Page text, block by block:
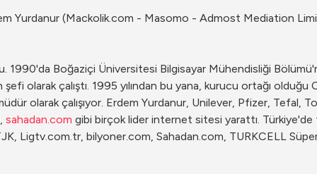
Yurdanur (Mackolik.com - Masomo - Admost Mediation
1990'da Boğaziçi Üniversitesi Bilgisayar Mühendisliği
olarak çalıştı. 1995 yılından bu yana, kurucu ortağı
olarak çalışıyor. Erdem Yurdanur, Unilever, Pfizer, Tefal,
sahadan.com gibi birçok lider internet sitesi yarattı. Türkiye'de
Ligtv.com.tr, bilyoner.com, Sahadan.com, TURKCELL